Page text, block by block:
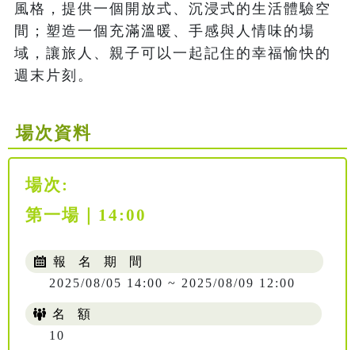
風格，提供一個開放式、沉浸式的生活體驗空
間；塑造一個充滿溫暖、手感與人情味的場
域，讓旅人、親子可以一起記住的幸福愉快的
週末片刻。
場次資料
場次:
第一場｜14:00
報 名 期 間
2025/08/05 14:00 ~ 2025/08/09 12:00
名 額
10